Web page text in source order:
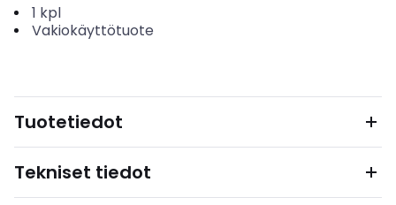
1 kpl
Vakiokäyttötuote
Tuotetiedot
Tekniset tiedot